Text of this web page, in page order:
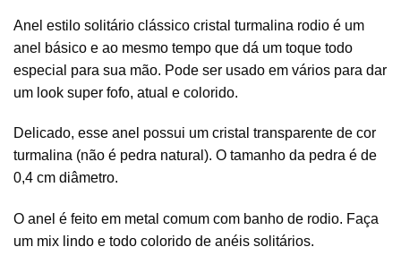
Anel estilo solitário clássico cristal turmalina rodio é um
anel básico e ao mesmo tempo que dá um toque todo
especial para sua mão. Pode ser usado em vários para dar
um look super fofo, atual e colorido.
Delicado, esse anel possui um cristal transparente de cor
turmalina (não é pedra natural). O tamanho da pedra é de
0,4 cm diâmetro.
O anel é feito em metal comum com banho de rodio. Faça
um mix lindo e todo colorido de anéis solitários.